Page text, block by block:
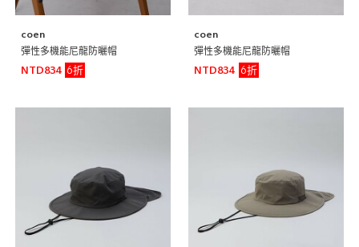
coen
彈性多機能尼龍防曬帽
NTD834
6折
coen
彈性多機能尼龍防曬帽
NTD834
6折